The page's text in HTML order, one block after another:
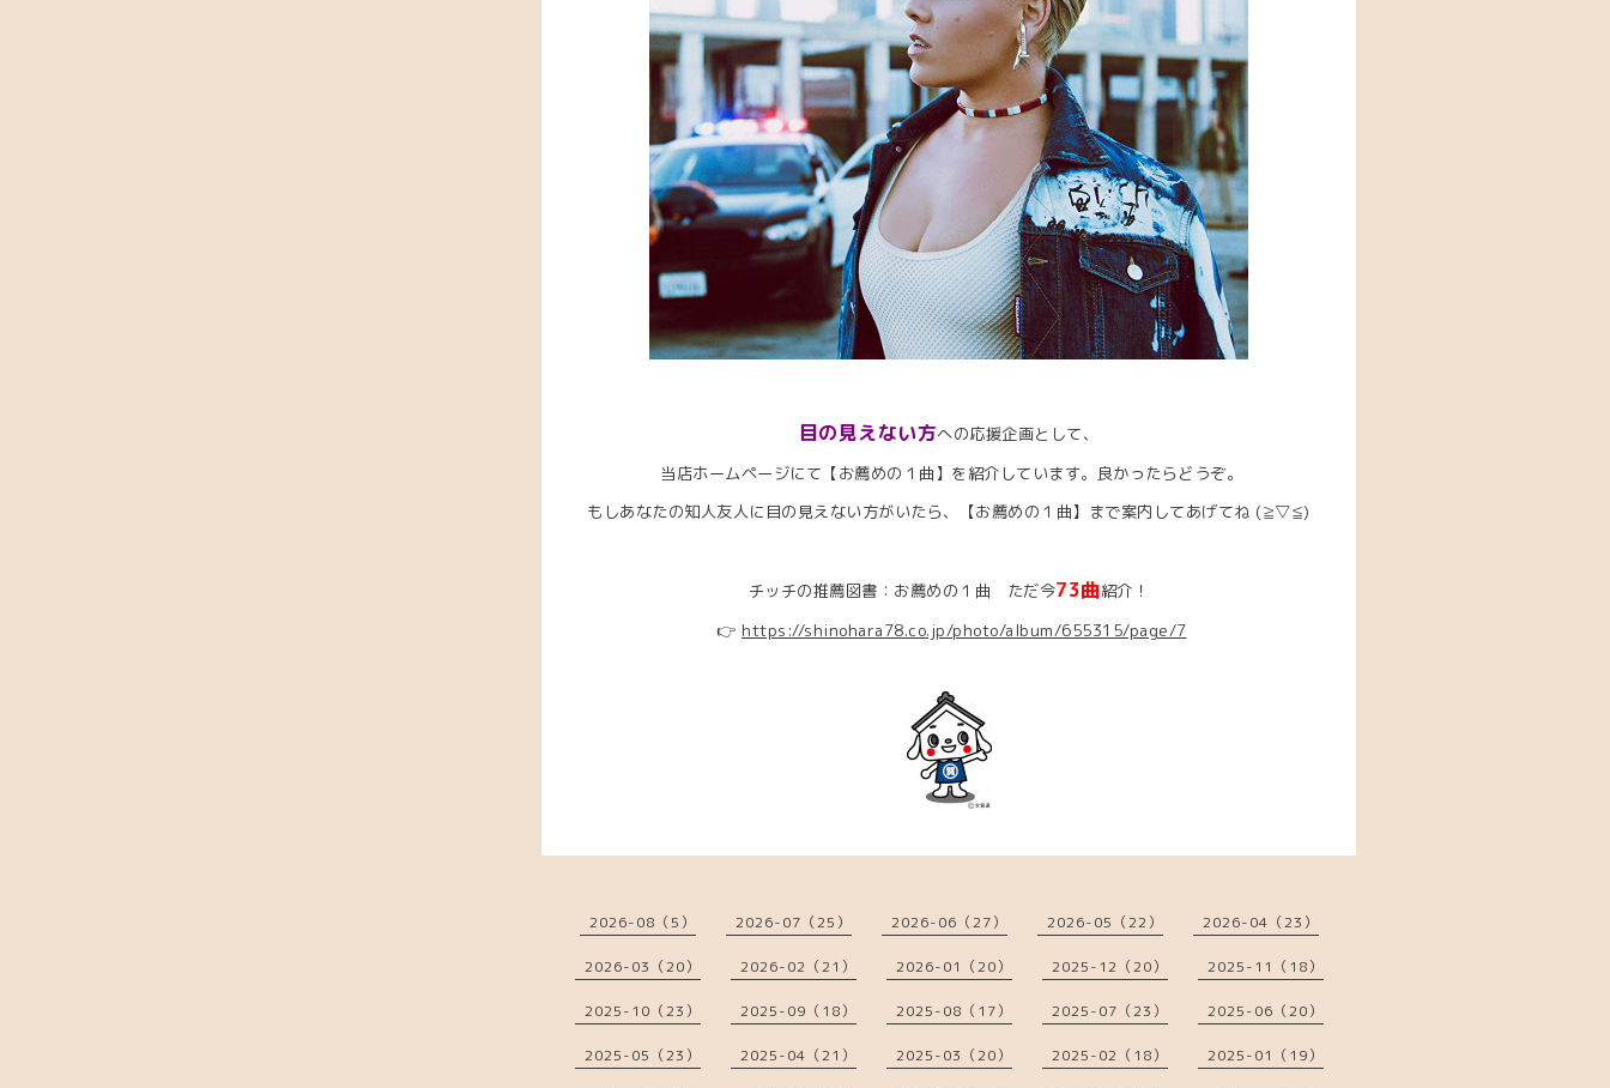
目の見えない方への応援企画として、
当店ホームページにて【お薦めの１曲】を紹介しています。良かったらどうぞ。
もしあなたの知人友人に目の見えない方がいたら、【お薦めの１曲】まで案内してあげてね (≧▽≦)
チッチの推薦図書：お薦めの１曲 ただ今73曲紹介！
👉 https://shinohara78.co.jp/photo/album/655315/page/7
2026-08（5） 2026-07（25） 2026-06（27） 2026-05（22） 2026-04（23）
2026-03（20） 2026-02（21） 2026-01（20） 2025-12（20） 2025-11（18）
2025-10（23） 2025-09（18） 2025-08（17） 2025-07（23） 2025-06（20）
2025-05（23） 2025-04（21） 2025-03（20） 2025-02（18） 2025-01（19）